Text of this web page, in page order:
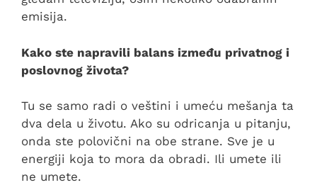
emisija.
Kako ste napravili balans između privatnog i
poslovnog života?
Tu se samo radi o veštini i umeću mešanja ta
dva dela u životu. Ako su odricanja u pitanju,
onda ste polovični na obe strane. Sve je u
energiji koja to mora da obradi. Ili umete ili
ne umete.